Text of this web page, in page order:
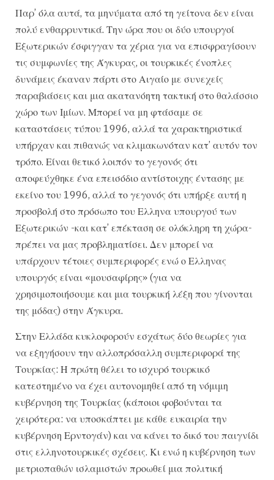
Παρ’ όλα αυτά, τα μηνύματα από τη γείτονα δεν είναι
πολύ ενθαρρυντικά. Την ώρα που οι δύο υπουργοί
Εξωτερικών έσφιγγαν τα χέρια για να επισφραγίσουν
τις συμφωνίες της Άγκυρας, οι τουρκικές ένοπλες
δυνάμεις έκαναν πάρτι στο Αιγαίο με συνεχείς
παραβιάσεις και μια ακατανόητη τακτική στο θαλάσσιο
χώρο των Ιμίων. Μπορεί να μη φτάσαμε σε
καταστάσεις τύπου 1996, αλλά τα χαρακτηριστικά
υπήρχαν και πιθανώς να κλιμακωνόταν κατ’ αυτόν τον
τρόπο. Είναι θετικό λοιπόν το γεγονός ότι
αποφεύχθηκε ένα επεισόδιο αντίστοιχης έντασης με
εκείνο του 1996, αλλά το γεγονός ότι υπήρξε αυτή η
προσβολή στο πρόσωπο του Ελληνα υπουργού των
Εξωτερικών -και κατ’ επέκταση σε ολόκληρη τη χώρα-
πρέπει να μας προβληματίσει. Δεν μπορεί να
υπάρχουν τέτοιες συμπεριφορές ενώ ο Ελληνας
υπουργός είναι «μουσαφίρης» (για να
χρησιμοποιήσουμε και μια τουρκική λέξη που γίνονται
της μόδας) στην Άγκυρα.
Στην Ελλάδα κυκλοφορούν εσχάτως δύο θεωρίες για
να εξηγήσουν την αλλοπρόσαλλη συμπεριφορά της
Τουρκίας: Η πρώτη θέλει το ισχυρό τουρκικό
κατεστημένο να έχει αυτονομηθεί από τη νόμιμη
κυβέρνηση της Τουρκίας (κάποιοι φοβούνται τα
χειρότερα: να υποσκάπτει με κάθε ευκαιρία την
κυβέρνηση Ερντογάν) και να κάνει το δικό του παιγνίδι
στις ελληνοτουρκικές σχέσεις. Κι ενώ η κυβέρνηση των
μετριοπαθών ισλαμιστών προωθεί μια πολιτική